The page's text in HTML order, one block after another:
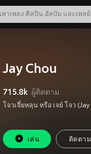
Jay Chou
715.8k ผู้ติดตาม
เล่น ติดตาม